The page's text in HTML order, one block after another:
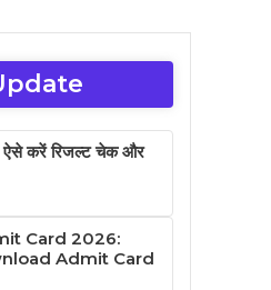
करें रिजल्ट चेक और
Card 2026:
Admit Card